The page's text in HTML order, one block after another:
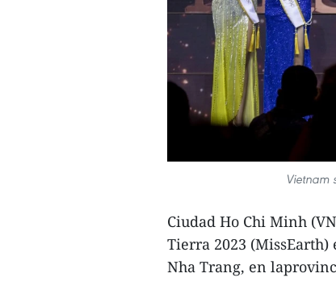
Vietnam
Ciudad Ho Chi Minh
Tierra 2023
Nha Trang, en